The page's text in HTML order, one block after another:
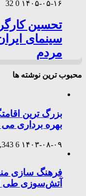
۱۴۰۵-۰۵-۱۶ 0
32
تحسین
سینمای
مردم
محبوب ترین نوشته ها
بزرگ ترین
بهره برداری
۱۴۰۳-۰۸-۰۹ 6
آتش‌سوزی طی